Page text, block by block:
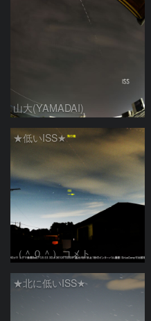
山大(YAMADAI)
★低いISS★
（＾０＾）コメト
★北に低いISS★